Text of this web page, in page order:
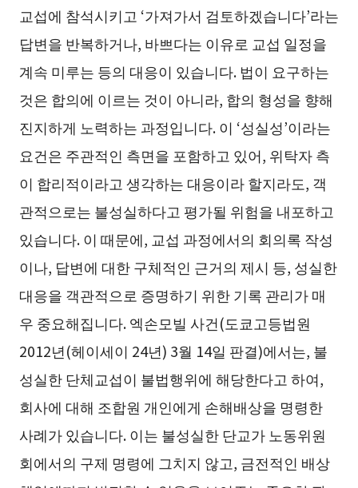
교섭에 참석시키고 ‘가져가서 검토하겠습니다’라는
답변을 반복하거나, 바쁘다는 이유로 교섭 일정을
계속 미루는 등의 대응이 있습니다. 법이 요구하는
것은 합의에 이르는 것이 아니라, 합의 형성을 향해
진지하게 노력하는 과정입니다. 이 ‘성실성’이라는
요건은 주관적인 측면을 포함하고 있어, 위탁자 측
이 합리적이라고 생각하는 대응이라 할지라도, 객
관적으로는 불성실하다고 평가될 위험을 내포하고
있습니다. 이 때문에, 교섭 과정에서의 회의록 작성
이나, 답변에 대한 구체적인 근거의 제시 등, 성실한
대응을 객관적으로 증명하기 위한 기록 관리가 매
우 중요해집니다. 엑손모빌 사건(도쿄고등법원
2012년(헤이세이 24년) 3월 14일 판결)에서는, 불
성실한 단체교섭이 불법행위에 해당한다고 하여,
회사에 대해 조합원 개인에게 손해배상을 명령한
사례가 있습니다. 이는 불성실한 단교가 노동위원
회에서의 구제 명령에 그치지 않고, 금전적인 배상